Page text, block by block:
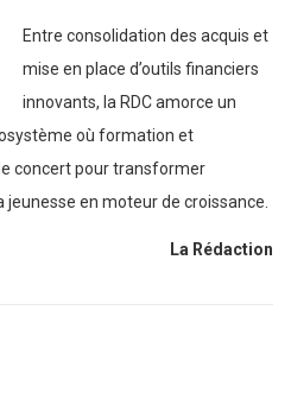
Entre consolidation des acquis et
mise en place d’outils financiers
innovants, la RDC amorce un
où formation et
concert pour transformer
en moteur de croissance.
La Rédaction